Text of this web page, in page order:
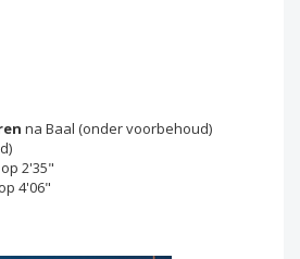
na Baal (onder voorbehoud)
2'35"
4'06"